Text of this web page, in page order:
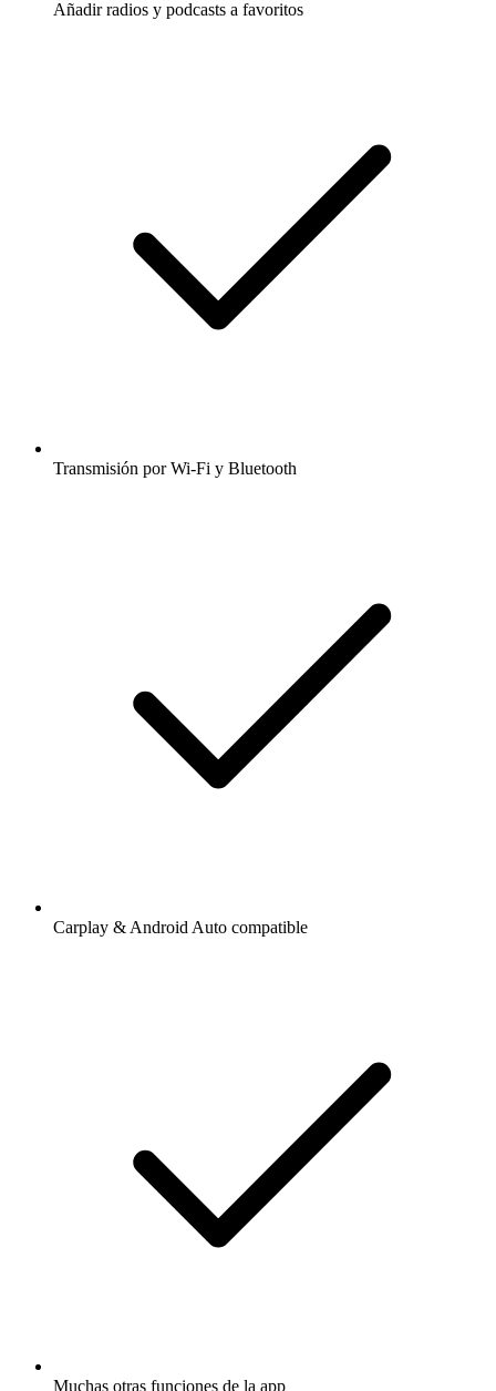
Añadir radios y podcasts a favoritos
Transmisión por Wi-Fi y Bluetooth
Carplay & Android Auto compatible
Muchas otras funciones de la app